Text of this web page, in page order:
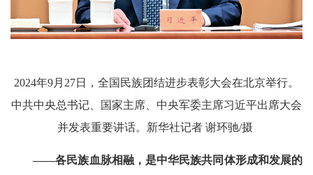
2024年9月27日，全国民族团结进步表彰大会在北京举行。
中共中央总书记、国家主席、中央军委主席习近平出席大会
并发表重要讲话。新华社记者 谢环驰/摄
——各民族血脉相融，是中华民族共同体形成和发展的